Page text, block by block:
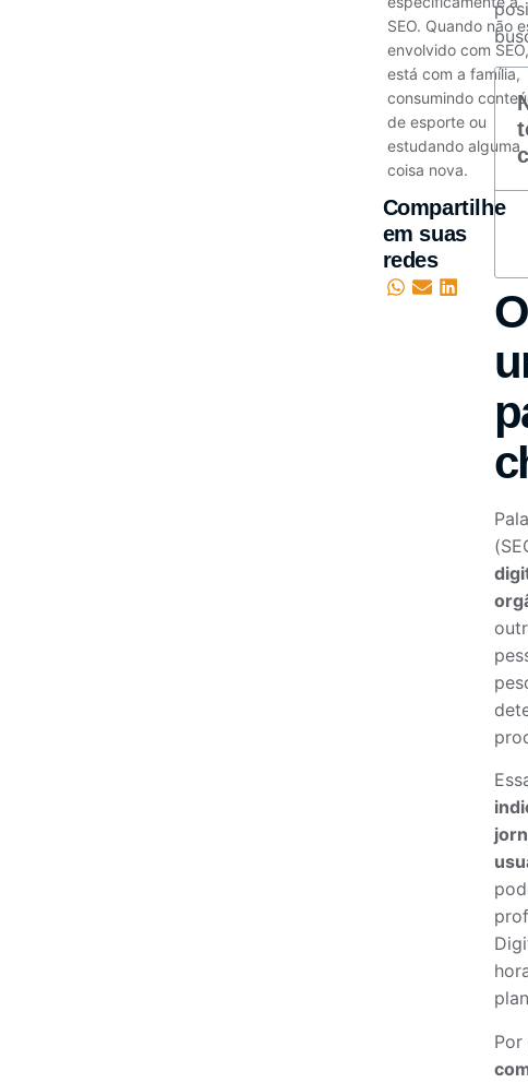
SEO. Quando não
envolvido com SEO,
está com a família,
consumindo
de esporte ou
estudando alguma
coisa nova.
Compartilhe
em suas
redes
Por